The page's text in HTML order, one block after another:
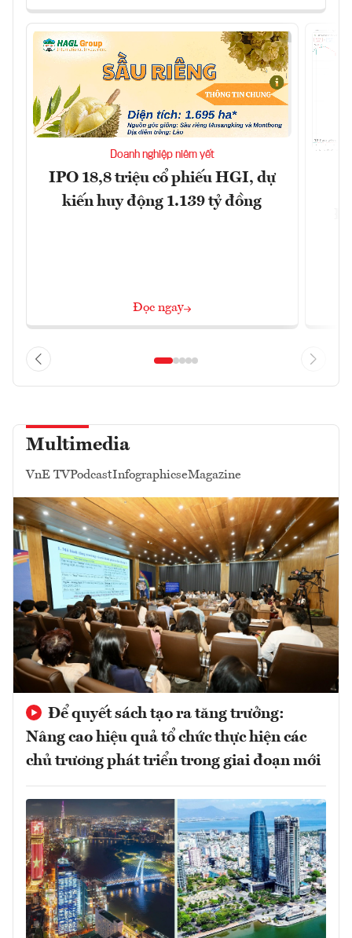
Doanh nghiệp niêm yết
IPO 18,8 triệu cổ phiếu HGI, dự
kiến huy động 1.139 tỷ đồng
Đọc ngay
Multimedia
VnE TVPodcastInfographicseMagazine
Để quyết sách tạo ra tăng trưởng:
Nâng cao hiệu quả tổ chức thực hiện các
chủ trương phát triển trong giai đoạn mới